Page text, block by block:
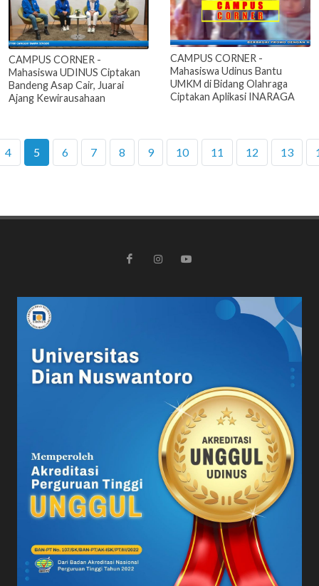
CAMPUS CORNER -
Mahasiswa UDINUS Ciptakan
Bandeng Asap Cair, Juarai
Ajang Kewirausahaan
CAMPUS CORNER -
Mahasiswa Udinus Bantu
UMKM di Bidang Olahraga
Ciptakan Aplikasi INARAGA
4 5 6 7 8 9 10 11 12 13